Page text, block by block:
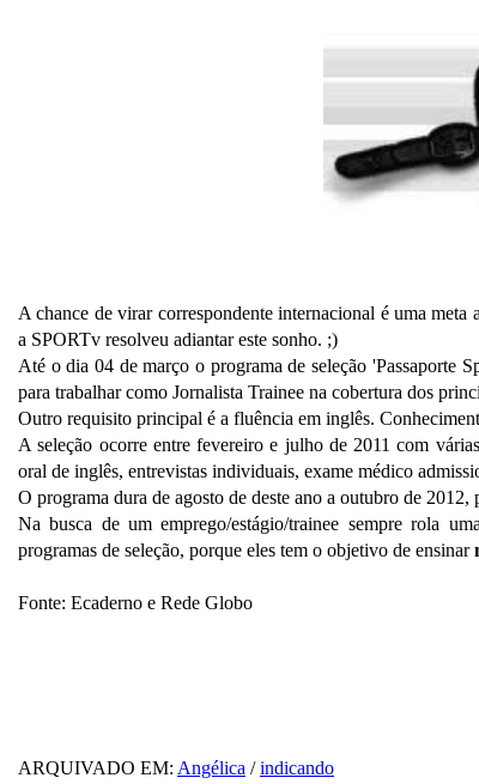
A chance de virar correspondente internacional é uma
a SPORTv resolveu adiantar este sonho. ;)
Até o dia 04 de março o programa de seleção 'Passaporte
para trabalhar como Jornalista Trainee na cobertura dos
Outro requisito principal é a fluência em inglês.
A seleção ocorre entre fevereiro e julho de 2011 com
oral de inglês, entrevistas individuais, exame médico
O programa dura de agosto de deste ano a outubro de 2012,
Na busca de um emprego/estágio/trainee sempre rola
programas de seleção, porque eles tem o objetivo de ensinar
Fonte: Ecaderno e Rede Globo
ARQUIVADO EM: Angélica /indicando